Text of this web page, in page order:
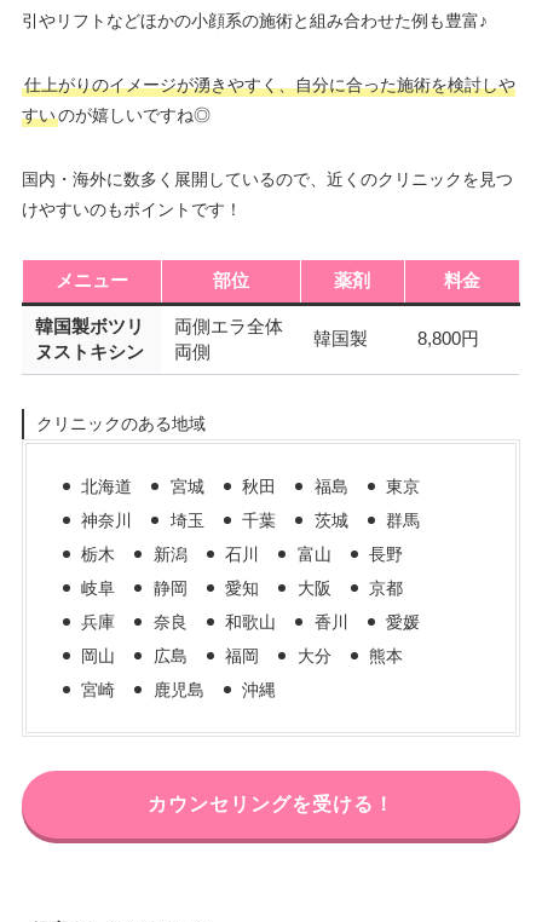
引やリフトなどほかの小顔系の施術と組み合わせた例も豊富♪
仕上がりのイメージが湧きやすく、自分に合った施術を検討しや
すいのが嬉しいですね◎
国内・海外に数多く展開しているので、近くのクリニックを見つ
けやすいのもポイントです！
メニュー 部位 薬剤 料金
韓国製ボツリ
ヌストキシン
両側エラ全体
両側
韓国製 8,800円
クリニックのある地域
北海道 宮城 秋田 福島
東京
神奈川
埼玉 千葉 茨城
群馬
栃木
新潟 石川 富山
長野
岐阜
静岡 愛知 大阪
京都
兵庫
奈良 和歌山 香川
愛媛
岡山
広島 福岡 大分
熊本
宮崎
鹿児島 沖縄
カウンセリングを受ける！